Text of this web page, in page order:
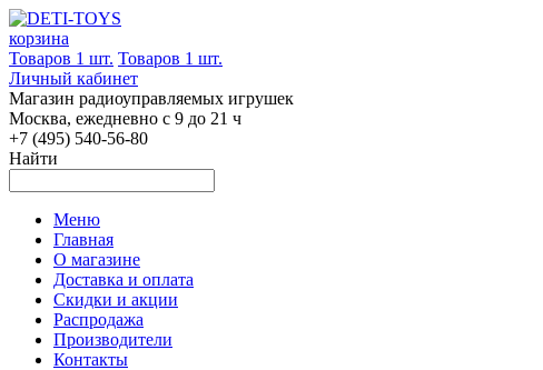
корзина
Товаров 1 шт. Товаров 1 шт.
Личный кабинет
Магазин радиоуправляемых игрушек
Москва, ежедневно с 9 до 21 ч
+7 (495) 540-56-80
Найти
Меню
Главная
О магазине
Доставка и оплата
Скидки и акции
Распродажа
Производители
Контакты